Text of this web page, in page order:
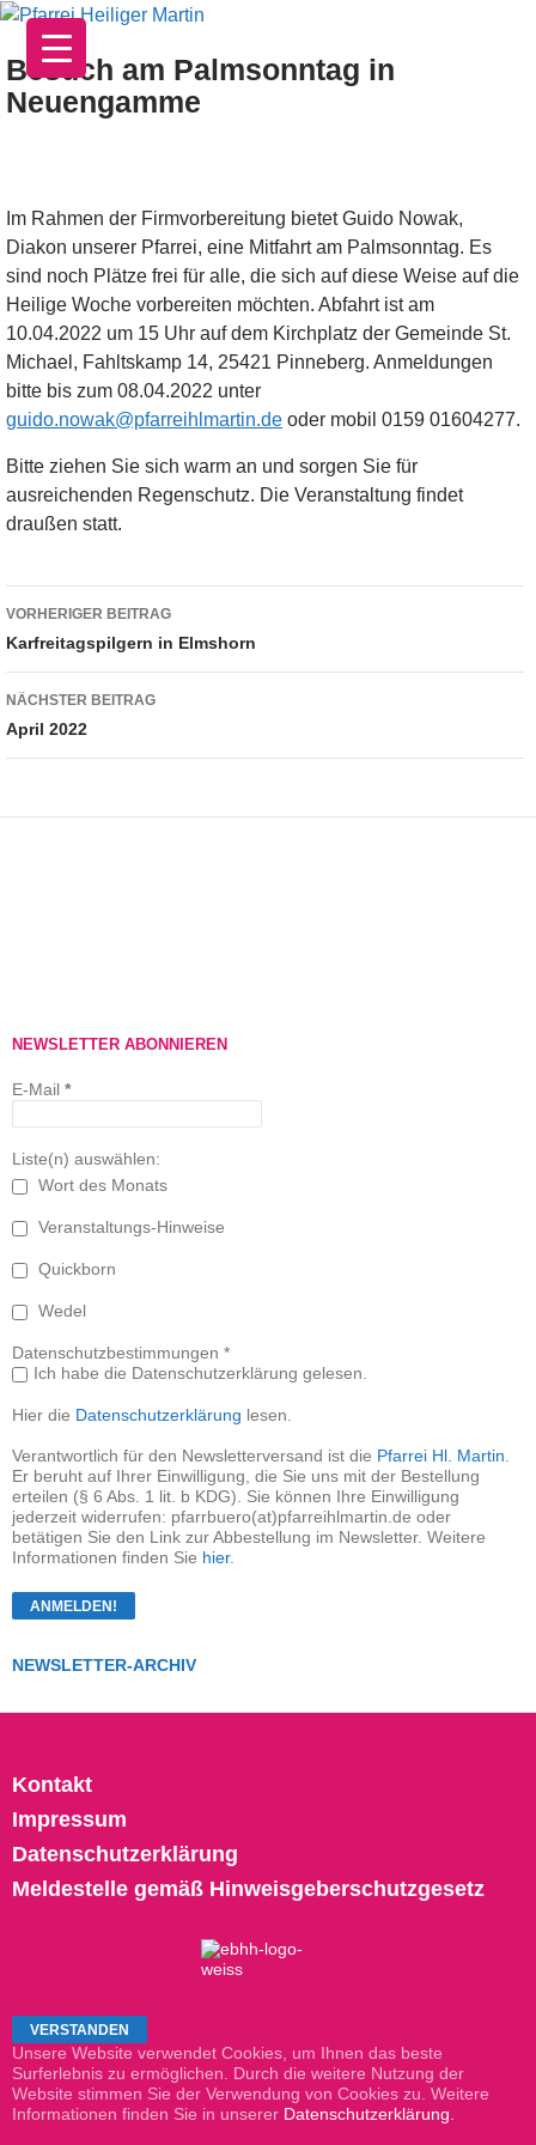
Zum
Inhalt
springen
Besuch am Palmsonntag in
Neuengamme
Im Rahmen der Firmvorbereitung bietet Guido Nowak,
Diakon unserer Pfarrei, eine Mitfahrt am Palmsonntag. Es
sind noch Plätze frei für alle, die sich auf diese Weise auf die
Heilige Woche vorbereiten möchten. Abfahrt ist am
10.04.2022 um 15 Uhr auf dem Kirchplatz der Gemeinde St.
Michael, Fahltskamp 14, 25421 Pinneberg. Anmeldungen
bitte bis zum 08.04.2022 unter
guido.nowak@pfarreihlmartin.de oder mobil 0159 01604277.
Bitte ziehen Sie sich warm an und sorgen Sie für
ausreichenden Regenschutz. Die Veranstaltung findet
draußen statt.
Beitragsnavigation
VORHERIGER BEITRAG
Karfreitagspilgern in Elmshorn
NÄCHSTER BEITRAG
April 2022
NEWSLETTER ABONNIEREN
E-Mail *
Liste(n) auswählen:
Wort des Monats
Veranstaltungs-Hinweise
Quickborn
Wedel
Datenschutzbestimmungen *
Ich habe die Datenschutzerklärung gelesen.
Hier die Datenschutzerklärung lesen.
Verantwortlich für den Newsletterversand ist die Pfarrei Hl. Martin
Er beruht auf Ihrer Einwilligung, die Sie uns mit der Bestellung
erteilen (§ 6 Abs. 1 lit. b KDG). Sie können Ihre Einwilligung
jederzeit widerrufen: pfarrbuero(at)pfarreihlmartin.de oder
betätigen Sie den Link zur Abbestellung im Newsletter. Weitere
Informationen finden Sie hier.
NEWSLETTER-ARCHIV
Kontakt
Impressum
Datenschutzerklärung
Meldestelle gemäß Hinweisgeberschutzgesetz
Unsere Website verwendet Cookies, um Ihnen das beste
Surferlebnis zu ermöglichen. Durch die weitere Nutzung der
Website stimmen Sie der Verwendung von Cookies zu. Weitere
Informationen finden Sie in unserer Datenschutzerklärung.